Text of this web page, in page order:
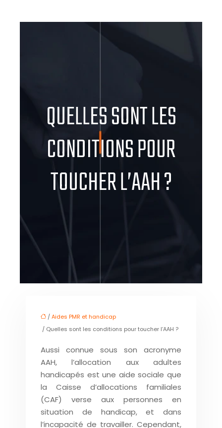
QUELLES SONT LES
CONDITIONS POUR
TOUCHER L’AAH ?
/Aides PMR et handicap
/ Quelles sont les conditions pour toucher l’AAH ?
Aussi connue sous son acronyme
AAH, l’allocation aux adultes
handicapés est une aide sociale que
la Caisse d’allocations familiales
(CAF) verse aux personnes en
situation de handicap, et dans
l’incapacité de travailler. Cependant,